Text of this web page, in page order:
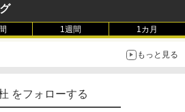
1週間 1カ月
もっと見る
をフォローする